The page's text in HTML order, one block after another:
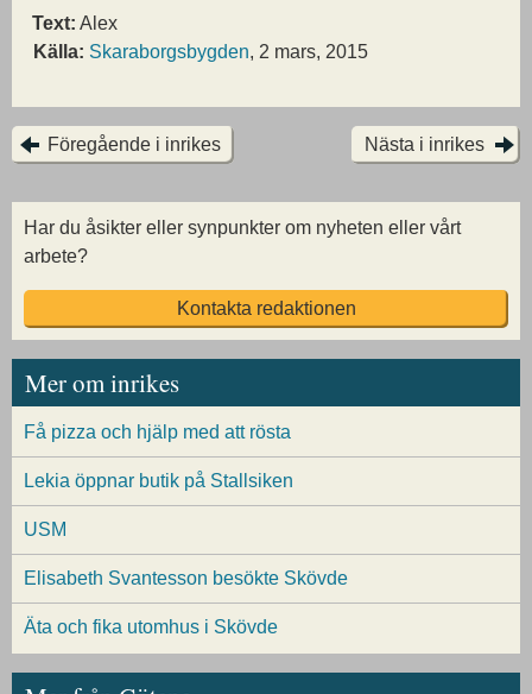
Text: Alex
Källa: Skaraborgsbygden, 2 mars, 2015
Föregående i inrikes Nästa i inrikes
Har du åsikter eller synpunkter om nyheten eller vårt
arbete?
Kontakta redaktionen
Mer om inrikes
Få pizza och hjälp med att rösta
Lekia öppnar butik på Stallsiken
USM
Elisabeth Svantesson besökte Skövde
Äta och fika utomhus i Skövde